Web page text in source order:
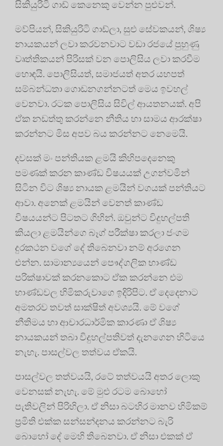
සිකියුරිටි ගාඩ් කෙනෙකු වෙන්න පුළුවන්.
මව්පියන්, සිකියුරිටි ගාඩ්ලා, සුළු සේවකයන්, ශිෂ්‍ය
නායකයන් ලවා කරවනවාට වඩා රජයේ පුහුණු
වෘත්තිකයන් පිරිසක් වන පොලිසිය ලවා කරවීම
හොඳයි. පොලිසියත්, සමාජයත් අතර යහපත්
සම්බන්ධතා ගොඩනගන්නටත් මෙය ඉවහල්
වෙනවා. රටක පොලිසිය සිවිල් ආයතනයක්. අපි
ඒක නඩත්තු කරන්නෙ නීතිය හා සාමය ආරක්ෂා
කරන්නට මිස අපව බය කරන්නට නෙමෙයි.
දවසක් මං පන්තියක ළමයි කිහිපදෙනෙකු
පමණක් කරන කාණ්ඩ විෂයයක් උගන්වමින්
සිටින විට ශිෂ්‍ය නායක ළමයින් වගයක් පන්තියට
ආවා. අනෙක් ළමයින් වෙනත් කාණ්ඩ
විෂයයන්ට පිටතට ගිහින්. ඔවුන්ට විදුහල්පති
කියලා ළමයින්ගෙ බෑග් පරීක්ෂා කරලා ජංගම
දුරකථන වගේ දේ තිබෙනවා නම් අරගෙන
එන්න. සාමාන්‍යයෙන් පෞද්ගලික භාණ්ඩ
පරික්ෂාවක් කරනකොට ඒක කරන්නෙ එම
භාණ්ඩවල හිමිකරුවාගෙ ඉදිරිපිට. ඒ දෙදෙනාට
අමතරව තවත් සාක්ෂිත් අවශ්‍යයි. මේ වගේ
නීතිමය හා ආචාරධාර්මික කාරණා ඒ ශිෂ්‍ය
නායකයන් තබා විදුහල්පතිවත් දැනගෙන හිටියෙ
නැහැ. පාසල්වල තත්වය ඒකයි.
පාසල්වල තත්වයයි, රටේ තත්වයයි අතර ලොකු
වෙනසක් නැහැ. මේ මුළු රටම බොහෝ
පැතිවලින් පිරිහිලා. ඒ නිසා බටහිර මානව හිමිකම්
ප්‍රමිති එක්ක සන්සන්දනය කරන්නට බැරි
බොහෝ දේ මෙහි තිබෙනවා. ඒ නිසා එකක් ඒ